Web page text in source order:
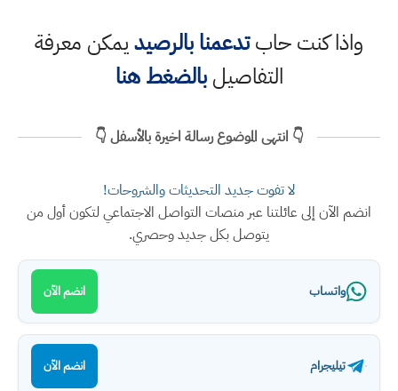
واذا كنت حابتدعمنا بالرصيديمكن معرفة
التفاصيلبالضغط هنا
👇 انتهى الموضوع رسالة اخيرة بالأسفل 👇
لا تفوت جديد التحديثات والشروحات!
انضم الآن إلى عائلتنا عبر منصات التواصل الاجتماعي لتكون أول من
يتوصل بكل جديد وحصري.
واتساب انضم الآن
تيليجرام انضم الآن